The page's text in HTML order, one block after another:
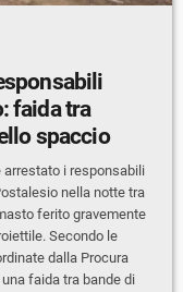
faida tra
spaccio
arrestato i responsabili
nella notte tra
ferito gravemente
Secondo le
dalla Procura
faida tra bande di